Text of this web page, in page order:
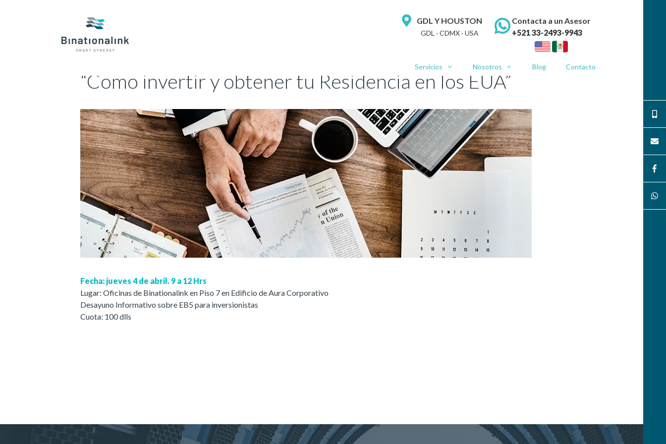
GDL Y HOUSTON
GDL · CDMX · USA
Contacta a un Asesor
+521 33-2493-9943
Servicios Nosotros Blog Contacto
“Como invertir y obtener tu Residencia en los EUA”
Fecha: jueves 4 de abril. 9 a 12 Hrs
Lugar: Oficinas de Binationalink en Piso 7 en Edificio de Aura Corporativo
Desayuno Informativo sobre EB5 para inversionistas
Cuota: 100 dlls